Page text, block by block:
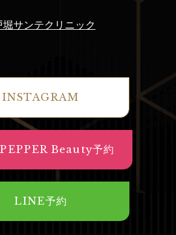
堀サンテクリニック
INSTAGRAM
Beauty予約
LINE予約